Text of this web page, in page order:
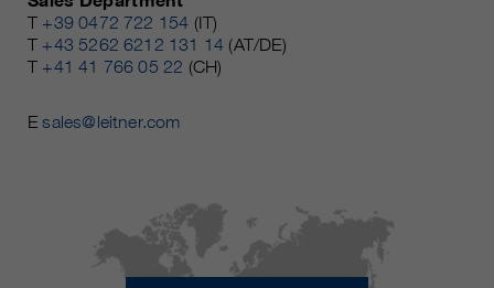
T +39 0472 722 154 (IT)
T +43 5262 6212 131 14 (AT/DE)
T +41 41 766 05 22 (CH)
Esales@leitner.com